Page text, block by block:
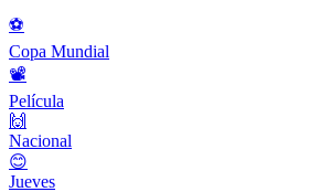
⚽️
Copa Mundial
📽
Película
🙌
Nacional
😊
Jueves